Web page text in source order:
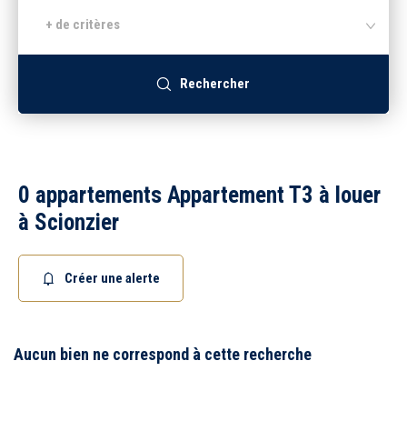
+ de critères
Rechercher
0 appartements Appartement T3 à louer
à Scionzier
Créer une alerte
Aucun bien ne correspond à cette recherche